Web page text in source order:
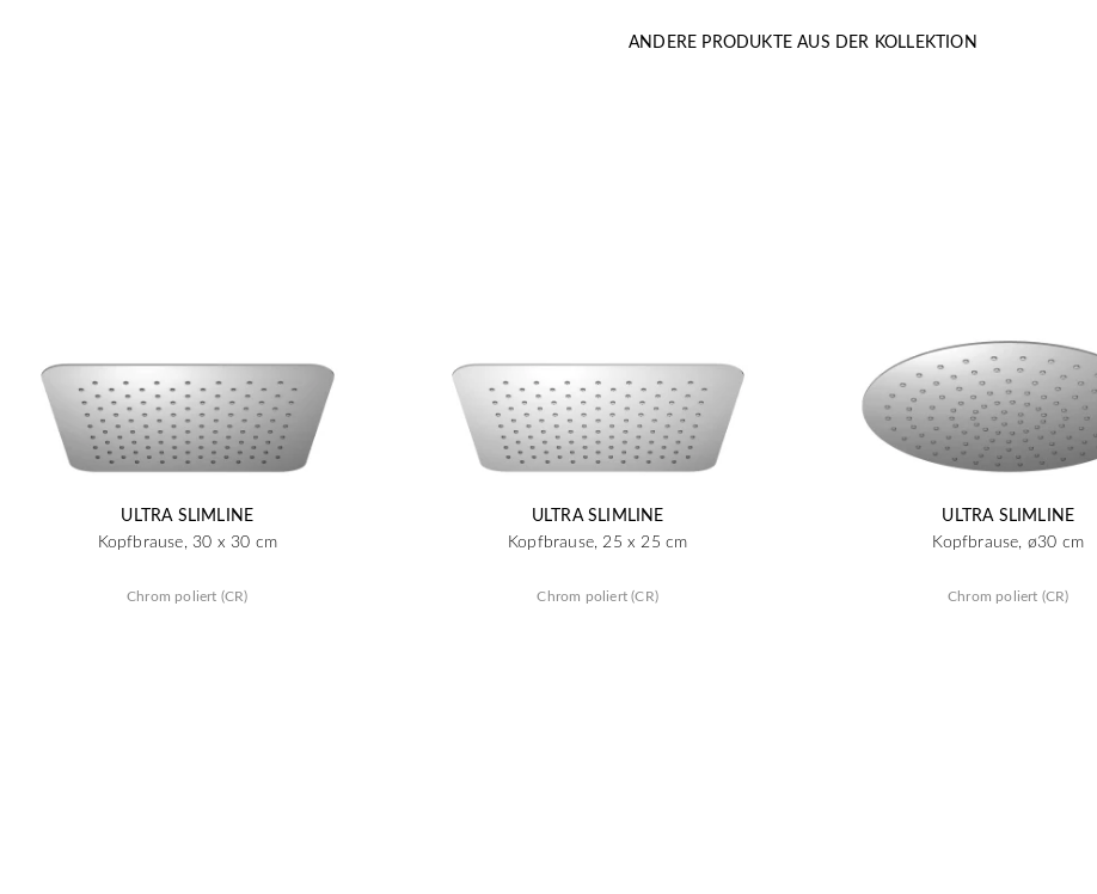
ANDERE PRODUKTE AUS DER KOLLEKTION
ULTRA SLIMLINE
Kopfbrause, 30 x 30 cm
Chrom poliert (CR)
ULTRA SLIMLINE
Kopfbrause, 25 x 25 cm
Chrom poliert (CR)
ULTRA SLIMLINE
Kopfbrause, ø30 cm
Chrom poliert (CR)